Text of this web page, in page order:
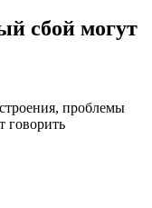
сбой могут
проблемы
говорить